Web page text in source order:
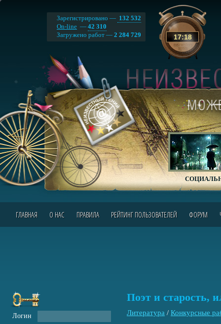
17:18
Зарегистрировано — 132 532
On-line — 42 310
Загружено работ — 2 284 729
ГЛАВНАЯ О НАС ПРАВИЛА РЕЙТИНГ ПОЛЬЗОВАТЕЛЕЙ ФОРУМ
Поэт и старость,
Литература / Конкурсные
Логин